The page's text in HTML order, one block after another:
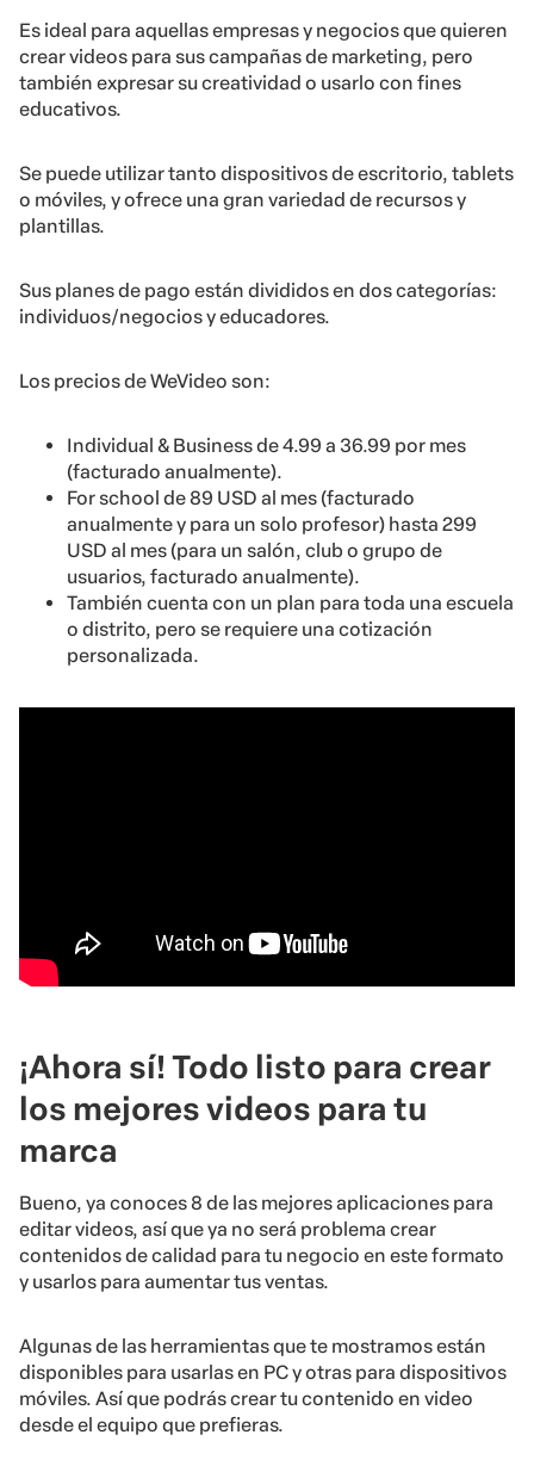
Es ideal para aquellas empresas y negocios que quieren
crear videos para sus campañas de marketing, pero
también expresar su creatividad o usarlo con fines
educativos.
Se puede utilizar tanto dispositivos de escritorio, tablets
o móviles, y ofrece una gran variedad de recursos y
plantillas.
Sus planes de pago están divididos en dos categorías:
individuos/negocios y educadores.
Los precios de WeVideo son:
Individual & Business de 4.99 a 36.99 por mes
(facturado anualmente).
For school de 89 USD al mes (facturado
anualmente y para un solo profesor) hasta 299
USD al mes (para un salón, club o grupo de
usuarios, facturado anualmente).
También cuenta con un plan para toda una escuela
o distrito, pero se requiere una cotización
personalizada.
¡Ahora sí! Todo listo para crear
los mejores videos para tu
marca
Bueno, ya conoces 8 de las mejores aplicaciones para
editar videos, así que ya no será problema crear
contenidos de calidad para tu negocio en este formato
y usarlos para aumentar tus ventas.
Algunas de las herramientas que te mostramos están
disponibles para usarlas en PC y otras para dispositivos
móviles. Así que podrás crear tu contenido en video
desde el equipo que prefieras.